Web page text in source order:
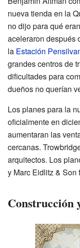
nueva tienda en la
no dijo para qué
aceleraron después
la Estación
grandes centros de
dificultades para
dueños no querían
Los planes para la
oficialmente en
aumentaran las
cercanas.
arquitectos. Los
y Marc Eidlitz & Son
Construcción